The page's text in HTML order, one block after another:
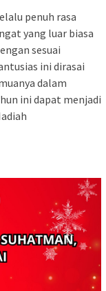
penuh rasa
yang luar biasa
sesuai
ini dirasai
dalam
ini dapat menjadi